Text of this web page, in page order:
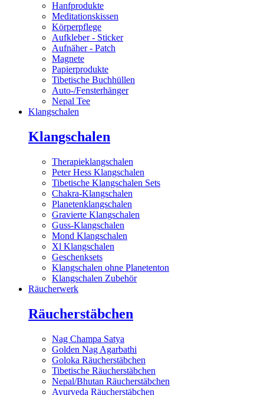
Hanfprodukte
Meditationskissen
Körperpflege
Aufkleber - Sticker
Aufnäher - Patch
Magnete
Papierprodukte
Tibetische Buchhüllen
Auto-/Fensterhänger
Nepal Tee
Klangschalen
Klangschalen
Therapieklangschalen
Peter Hess Klangschalen
Tibetische Klangschalen Sets
Chakra-Klangschalen
Planetenklangschalen
Gravierte Klangschalen
Guss-Klangschalen
Mond Klangschalen
Xl Klangschalen
Geschenksets
Klangschalen ohne Planetenton
Klangschalen Zubehör
Räucherwerk
Räucherstäbchen
Nag Champa Satya
Golden Nag Agarbathi
Goloka Räucherstäbchen
Tibetische Räucherstäbchen
Nepal/Bhutan Räucherstäbchen
Ayurveda Räucherstäbchen